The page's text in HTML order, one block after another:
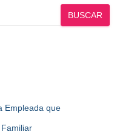
BUSCAR
Empleada que